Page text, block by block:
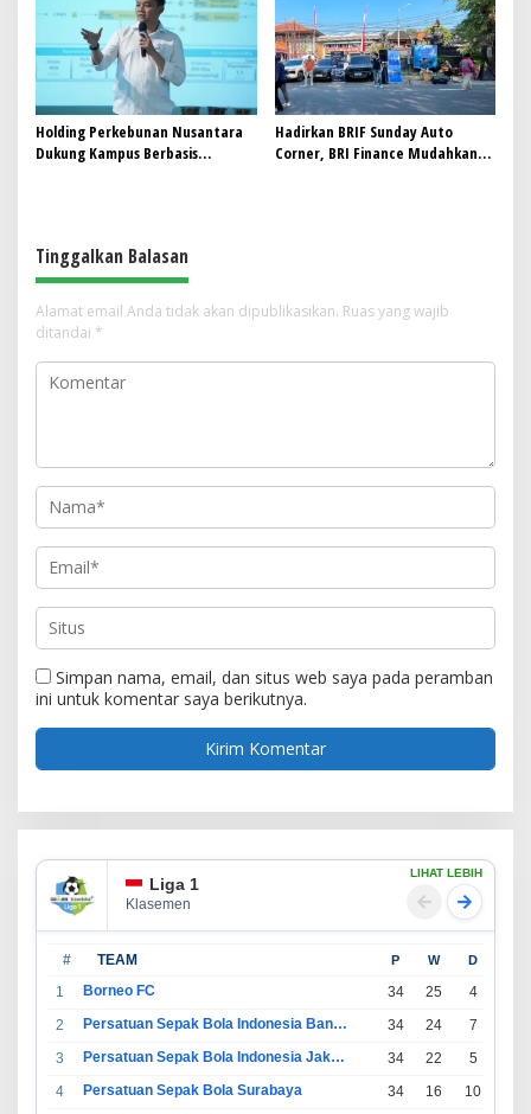
Holding Perkebunan Nusantara
Dukung Kampus Berbasis
Hadirkan BRIF Sunday Auto
Corner, BRI Finance Mudahkan
Tinggalkan Balasan
Alamat email Anda tidak akan dipublikasikan. Ruas yang wajib
ditandai *
Simpan nama, email, dan situs web saya pada peramban
ini untuk komentar saya berikutnya.
Liga 1
Klasemen
LIHAT LEBIH
# TEAM P W D
1 Borneo FC 34 25 4
2
Persatuan Sepak Bola Indonesia Bandung 34 24 7
3
Persatuan Sepak Bola Indonesia Jakarta 34 22 5
4
Persatuan Sepak Bola Surabaya 34 16 10